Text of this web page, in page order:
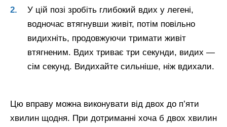
У цій позі зробіть глибокий вдих у легені,
водночас втягнувши живіт, потім повільно
видихніть, продовжуючи тримати живіт
втягненим. Вдих триває три секунди, видих —
сім секунд. Видихайте сильніше, ніж вдихали.
Цю вправу можна виконувати від двох до п’яти
хвилин щодня. При дотриманні хоча б двох хвилин